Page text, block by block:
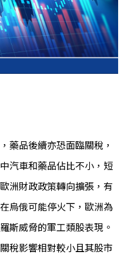
藥品後續亦恐面臨關稅，
汽車和藥品佔比不小，短
洲財政政策轉向擴張，有
烏俄可能停火下，歐洲為
斯威脅的軍工類股表現。
稅影響相對較小且其股市